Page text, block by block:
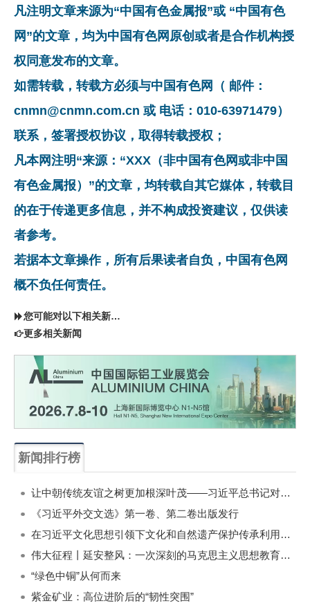
凡注明文章来源为“中国有色金属报”或 “中国有色
网”的文章，均为中国有色网原创或者是合作机构授
权同意发布的文章。
如需转载，转载方必须与中国有色网（ 邮件：
cnmn@cnmn.com.cn 或 电话：010-63971479）
联系，签署授权协议，取得转载授权；
凡本网注明“来源：“XXX（非中国有色网或非中国
有色金属报）”的文章，均转载自其它媒体，转载目
的在于传递更多信息，并不构成投资建议，仅供读
者参考。
若据本文章操作，所有后果读者自负，中国有色网
概不负任何责任。
您可能对以下相关新闻同样感兴趣
更多相关新闻
新闻排行榜
让中朝传统友谊之树更加根深叶茂——习近平总书记对朝鲜进行国事访问纪实
《习近平外交文选》第一卷、第二卷出版发行
在习近平文化思想引领下文化和自然遗产保护传承利用工作开创新局面
伟大征程丨延安整风：一次深刻的马克思主义思想教育运动
“绿色中铜”从何而来
紫金矿业：高位进阶后的“韧性突围”